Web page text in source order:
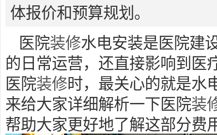
体报价和预算规划。
医院装修水电安装是医院建
的日常运营，还直接影响到医
医院装修时，最关心的就是水
来给大家详细解析一下医院装
帮助大家更好地了解这部分费